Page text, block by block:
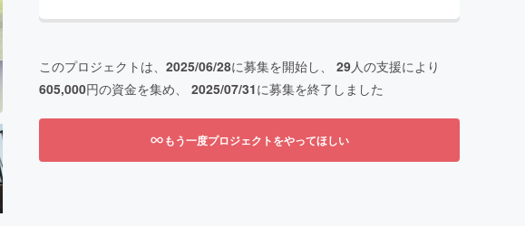
このプロジェクトは、 2025/06/28に募集を開始し、 29人の支援により
605,000円の資金を集め、 2025/07/31に募集を終了しました
もう一度プロジェクトをやってほしい